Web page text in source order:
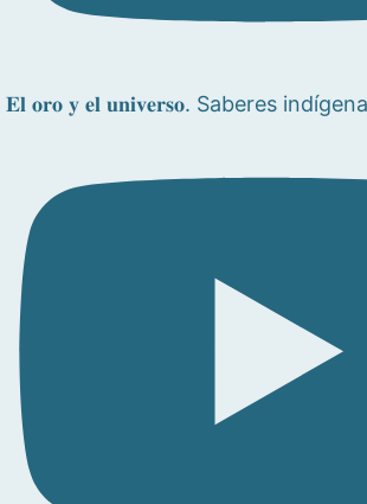
𝐄𝐥 𝐨𝐫𝐨 𝐲 𝐞𝐥 𝐮𝐧𝐢𝐯𝐞𝐫𝐬𝐨. Saberes